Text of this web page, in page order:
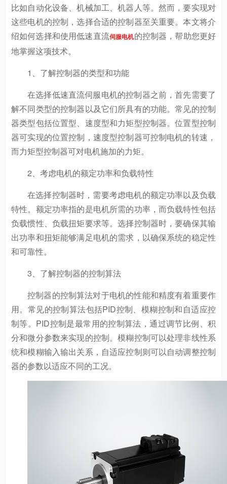
比如自动化设备、机械加工、机器人等。然而，要实现对
这些电机的控制，选择合适的控制器至关重要。本文将介
绍如何选择和使用低速直流伺服电机的控制器，帮助您更好
地掌握这项技术。
1、了解控制器的类型和功能
在选择低速直流伺服电机的控制器之前，首先需要了
解不同类型的控制器以及它们所具有的功能。常见的控制
器类型包括位置型、速度型和力矩型控制器。位置型控制
器可实现的位置控制，速度型控制器可控制电机的转速，
而力矩型控制器可对电机施加的力矩。
2、考虑电机的额定功率和负载特性
在选择控制器时，需要考虑电机的额定功率以及负载
特性。额定功率指的是电机所需的功率，而负载特性包括
负载惯性、负载扭矩要求等。选择控制器时，要确保其输
出功率和扭矩能够满足电机的需求，以确保系统的稳定性
和可靠性。
3、了解控制器的控制算法
控制器的控制算法对于电机的性能和精度有着重要作
用。常见的控制算法包括PID控制、模糊控制和自适应控
制等。PID控制是最常用的控制算法，通过调节比例、积
分和微分参数来实现的控制。模糊控制可以处理非线性系
统和模糊输入输出关系，自适应控制则可以自动调整控制
器的参数以适应不同的工况。